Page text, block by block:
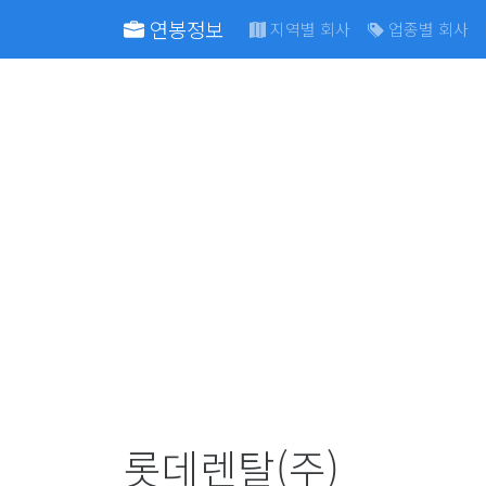
연봉정보 지역별 회사 업종별 회사
롯데렌탈(주)